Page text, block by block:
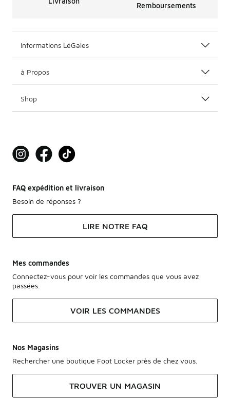
Remboursements
Informations LéGales
à Propos
Shop
FAQ expédition et livraison
Besoin de réponses ?
LIRE NOTRE FAQ
Mes commandes
Connectez-vous pour voir les commandes que vous avez
passées.
VOIR LES COMMANDES
Nos Magasins
Rechercher une boutique Foot Locker près de chez vous.
TROUVER UN MAGASIN